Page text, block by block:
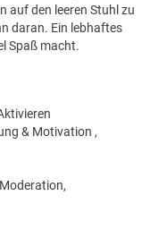
auf den leeren Stuhl zu
daran. Ein lebhaftes
Spaß macht.
& Motivation ,